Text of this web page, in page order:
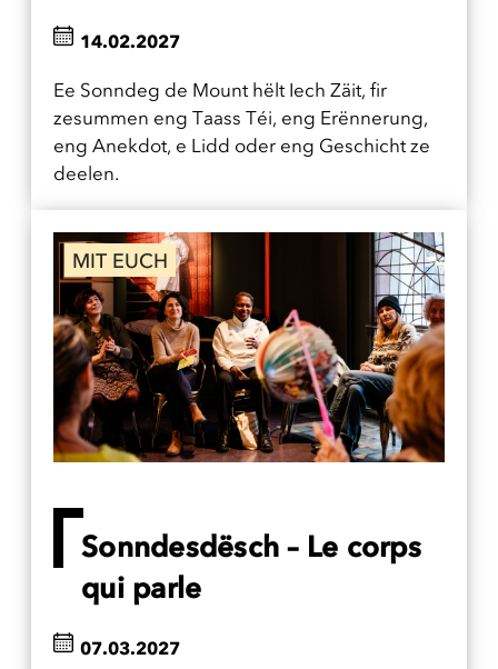
Ee Sonndeg de Mount hëlt Iech Zäit, fir
zesummen eng Taass Téi, eng Erënnerung,
eng Anekdot, e Lidd oder eng Geschicht ze
deelen.
14.02.2027
MIT EUCH
Sonndesdësch – Le corps
qui parle
07.03.2027